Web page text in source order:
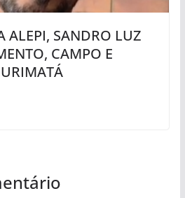
ALEPI, SANDRO LUZ
CAMPO E